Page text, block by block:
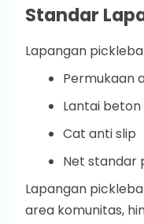
Standar
Lapangan
Permukaan
Lantai beton
Cat anti slip
Net standar
Lapangan
area komunitas,